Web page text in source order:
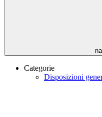
Categorie
Disposizioni